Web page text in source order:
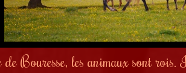
Bouresse, les animaux sont rois.